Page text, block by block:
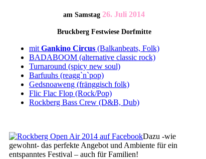
am Samstag 26. Juli 2014
Bruckberg Festwiese Dorfmitte
mit Gankino Circus (Balkanbeats, Folk)
BADABOOM (alternative classic rock)
Turnaround (spicy new soul)
Barfuuhs (reagg`n`pop)
Gedsnoaweng (fränggisch folk)
Flic Flac Flop (Rock/Pop)
Rockberg Bass Crew (D&B, Dub)
Dazu -wie
gewohnt- das perfekte Angebot und Ambiente für ein
entspanntes Festival – auch für Familien!